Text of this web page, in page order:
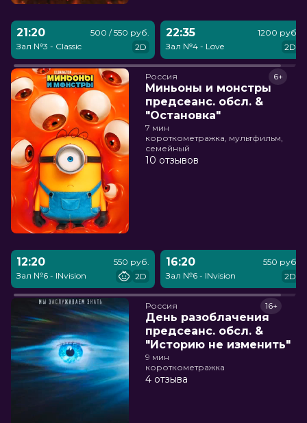
21:20
Зал №3 - Classic
500 / 550 руб.
2D
22:35
Зал №4 - Love
1200 руб.
2D
Россия
Миньоны и монстры
предсеанс. обсл. &
"Остановка"
6+
7 мин
короткометражка, мультфильм,
семейный
10 отзывов
12:20
Зал №6 - INvision
550 руб.
2D
16:20
Зал №6 - INvision
550 руб.
2D
Россия
День разоблачения
предсеанс. обсл. &
"Историю не изменить"
16+
9 мин
короткометражка
4 отзыва